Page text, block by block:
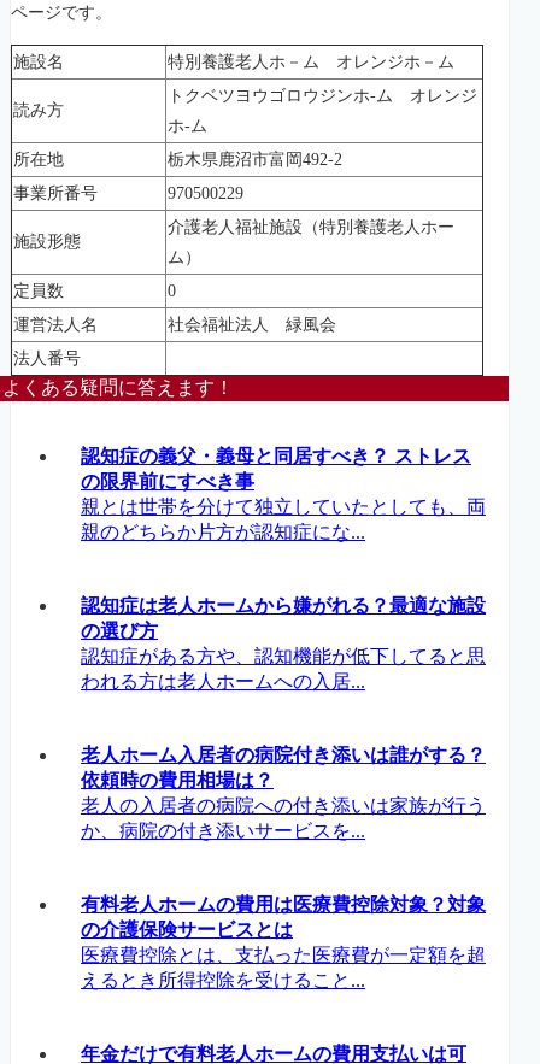
ページです。
施設名 特別養護老人ホ－ム オレンジホ－ム
読み方
トクベツヨウゴロウジンホ-ム オレンジ
ホ-ム
所在地
栃木県鹿沼市富岡492-2
事業所番号
970500229
施設形態
介護老人福祉施設（特別養護老人ホー
ム）
定員数
0
運営法人名
社会福祉法人 緑風会
法人番号
よくある疑問に答えます！
認知症の義父・義母と同居すべき？ ストレス
の限界前にすべき事
親とは世帯を分けて独立していたとしても、両
親のどちらか片方が認知症にな...
認知症は老人ホームから嫌がれる？最適な施設
の選び方
認知症がある方や、認知機能が低下してると思
われる方は老人ホームへの入居...
老人ホーム入居者の病院付き添いは誰がする？
依頼時の費用相場は？
老人の入居者の病院への付き添いは家族が行う
か、病院の付き添いサービスを...
有料老人ホームの費用は医療費控除対象？対象
の介護保険サービスとは
医療費控除とは、支払った医療費が一定額を超
えるとき所得控除を受けること...
年金だけで有料老人ホームの費用支払いは可